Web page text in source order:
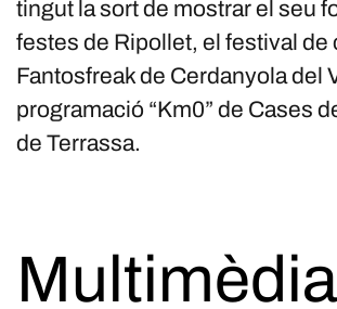
tingut la sort de mostrar el seu
festes de Ripollet, el festival de
Fantosfreak de Cerdanyola del
programació “Km0” de Cases
de Terrassa.
Multimèdia